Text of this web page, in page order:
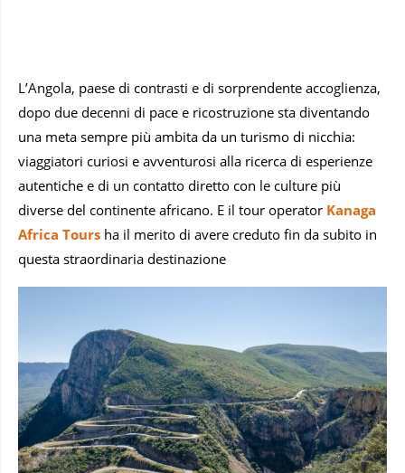
L’Angola, paese di contrasti e di sorprendente accoglienza,
dopo due decenni di pace e ricostruzione sta diventando
una meta sempre più ambita da un turismo di nicchia:
viaggiatori curiosi e avventurosi alla ricerca di esperienze
autentiche e di un contatto diretto con le culture più
diverse del continente africano. E il tour operator Kanaga
Africa Tours ha il merito di avere creduto fin da subito in
questa straordinaria destinazione